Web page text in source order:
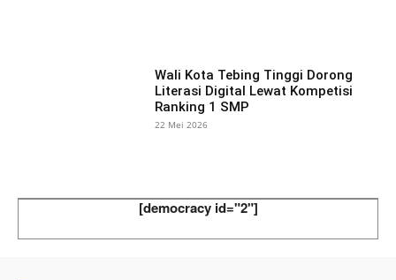
Wali Kota Tebing Tinggi Dorong
Literasi Digital Lewat Kompetisi
Ranking 1 SMP
22 Mei 2026
[democracy id="2"]